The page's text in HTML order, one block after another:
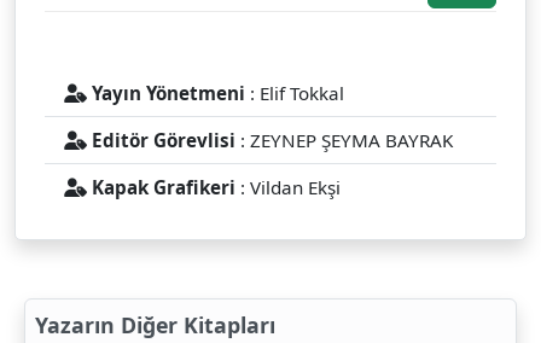
Yayın Yönetmeni : Elif Tokkal
Editör Görevlisi : ZEYNEP ŞEYMA BAYRAK
Kapak Grafikeri : Vildan Ekşi
Yazarın Diğer Kitapları